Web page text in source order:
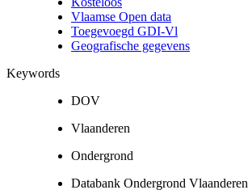
Vlaamse Open data
Toegevoegd GDI-Vl
Geografische gegevens
Keywords
DOV
Vlaanderen
Ondergrond
Databank Ondergrond Vlaanderen